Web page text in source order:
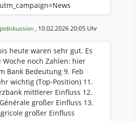
, 10.02.2026 20:05 Uhr
heute waren sehr gut. Es
Woche noch Zahlen: hier
Bank Bedeutung 9. Feb
wichtig (Top-Position) 11.
mittlerer Einfluss 12.
großer Einfluss 13.
großer Einfluss